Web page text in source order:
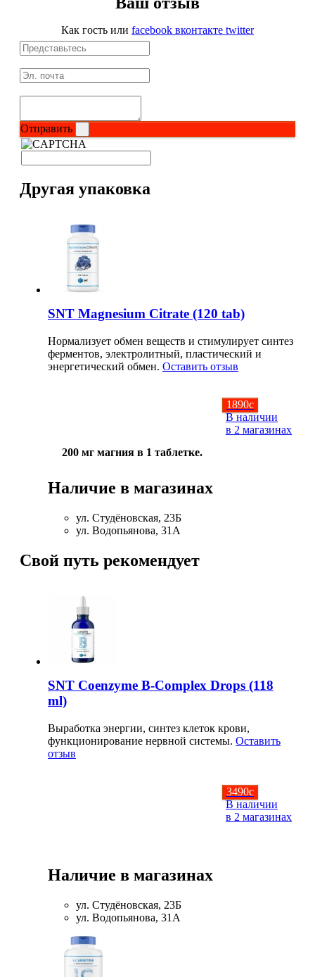
Протеиновые печенья
Для тренировки
НАЗАД
BCAA
НАЗАД
Порошковые BCAA
BCAA в таблетках и капсулах
Аргинин
Глютамин
Аксессуары
НАЗАД
Ремни и перчатки
Шейкеры и бутылки
Снеки и шоколад
Соусы и Топпинги
Как гость или facebook вконтакте twitter
Отправить
Другая упаковка
1890c
В наличии
в 2 магазинах
SNT Magnesium Citrate (120 tab)
Нормализует обмен веществ и стимулирует синтез
ферментов, электролитный, пластический и
энергетический обмен. Оставить отзыв
200 мг магния в 1 таблетке.
Наличие в магазинах
ул. Студёновская, 23Б
ул. Водопьянова, 31А
Свой путь рекомендует
3490c
В наличии
в 2 магазинах
SNT Coenzyme B-Complex Drops (118
ml)
Выработка энергии, синтез клеток крови,
функционирование нервной системы. Оставить
отзыв
Наличие в магазинах
ул. Студёновская, 23Б
ул. Водопьянова, 31А